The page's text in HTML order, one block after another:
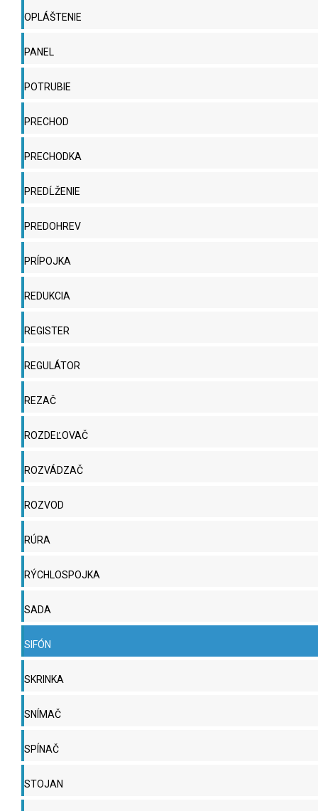
OPLÁŠTENIE
PANEL
POTRUBIE
PRECHOD
PRECHODKA
PREDĹŽENIE
PREDOHREV
PRÍPOJKA
REDUKCIA
REGISTER
REGULÁTOR
REZAČ
ROZDEĽOVAČ
ROZVÁDZAČ
ROZVOD
RÚRA
RÝCHLOSPOJKA
SADA
SIFÓN
SKRINKA
SNÍMAČ
SPÍNAČ
STOJAN